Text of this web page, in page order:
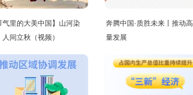
气里的大美中国】山河染
人间立秋（视频）
奔腾中国·质胜未来丨推动
量发展